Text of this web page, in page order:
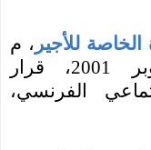
للأجير ، م
النقض الفرنسية، 2 أكتوبر 2001، قرار
الفرنسي،